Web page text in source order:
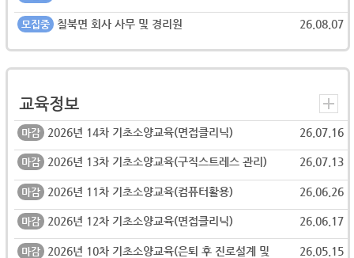
모집중 칠북면 회사 사무 및 경리원 26.08.07
교육정보
마감 2026년 14차 기초소양교육(면접클리닉) 26.07.16
마감 2026년 13차 기초소양교육(구직스트레스 관리) 26.07.13
마감 2026년 11차 기초소양교육(컴퓨터활용) 26.06.26
마감 2026년 12차 기초소양교육(면접클리닉) 26.06.17
마감
2026년 10차 기초소양교육(은퇴 후 진로설계 및
26.05.15